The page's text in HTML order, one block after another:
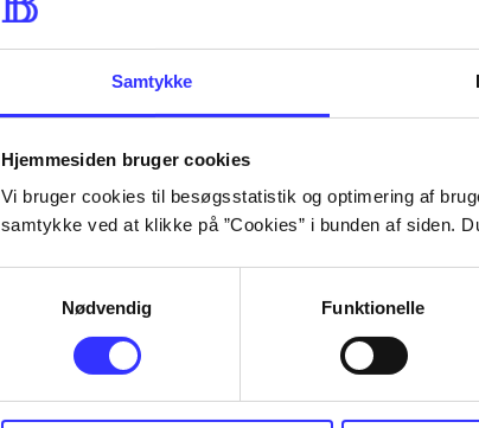
Samtykke
Hjemmesiden bruger cookies
Vi bruger cookies til besøgsstatistik og optimering af
samtykke ved at klikke på ”Cookies” i bunden af siden.
Nødvendig
Funktionelle
...
...
...
...